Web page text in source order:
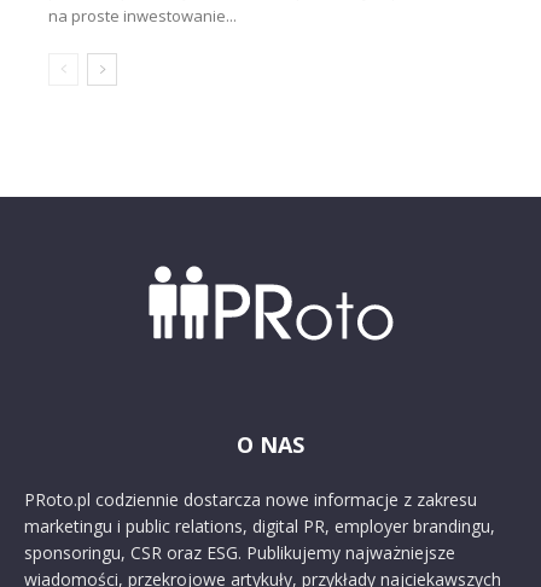
na proste inwestowanie...
O NAS
PRoto.pl codziennie dostarcza nowe informacje z zakresu
marketingu i public relations, digital PR, employer brandingu,
sponsoringu, CSR oraz ESG. Publikujemy najważniejsze
wiadomości, przekrojowe artykuły, przykłady najciekawszych